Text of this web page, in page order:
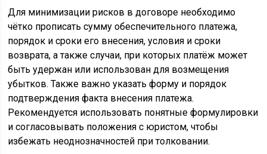
Для минимизации рисков в договоре необходимо
чётко прописать сумму обеспечительного платежа,
порядок и сроки его внесения, условия и сроки
возврата, а также случаи, при которых платёж может
быть удержан или использован для возмещения
убытков. Также важно указать форму и порядок
подтверждения факта внесения платежа.
Рекомендуется использовать понятные формулировки
и согласовывать положения с юристом, чтобы
избежать неоднозначностей при толковании.